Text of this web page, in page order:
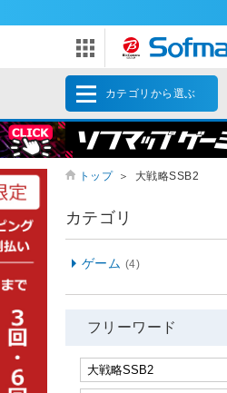
カテゴリから選ぶ
トップ ＞ 大戦略SSB2
カテゴリ
ゲーム (4)
フリーワード